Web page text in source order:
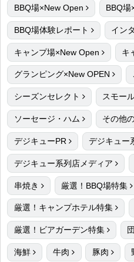
BBQ場×New Open BBQ場
BBQ場体験レポート イン
キャンプ場×New Open キ
グランピング×New OPEN
シーズンセレクト スモー
ソーセージ・ハム その他
デジキューPR デジキュー
デジキュー系列店メディア
串焼き 厳選！BBQ場特集
厳選！キャンプホテル特集
厳選！ビアガーデン特集
海鮮 牛肉 豚肉